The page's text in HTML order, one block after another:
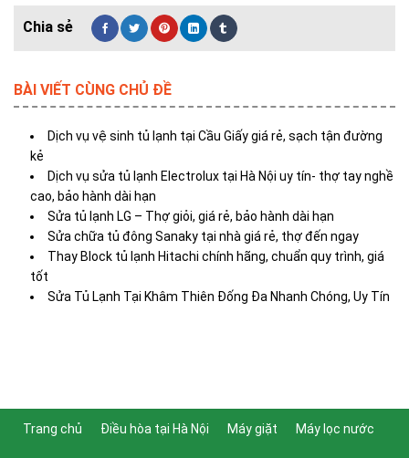
BÀI VIẾT CÙNG CHỦ ĐỀ
Dịch vụ vệ sinh tủ lạnh tại Cầu Giấy giá rẻ, sạch tận đường
kẻ
Dịch vụ sửa tủ lạnh Electrolux tại Hà Nội uy tín- thợ tay nghề
cao, bảo hành dài hạn
Sửa tủ lạnh LG – Thợ giỏi, giá rẻ, bảo hành dài hạn
Sửa chữa tủ đông Sanaky tại nhà giá rẻ, thợ đến ngay
Thay Block tủ lạnh Hitachi chính hãng, chuẩn quy trình, giá
tốt
Sửa Tủ Lạnh Tại Khâm Thiên Đống Đa Nhanh Chóng, Uy Tín
Trang chủ Điều hòa tại Hà Nội Máy giặt Máy lọc nước